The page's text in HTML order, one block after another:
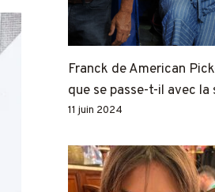
Franck de American
que se passe-t-il avec la
11 juin 2024